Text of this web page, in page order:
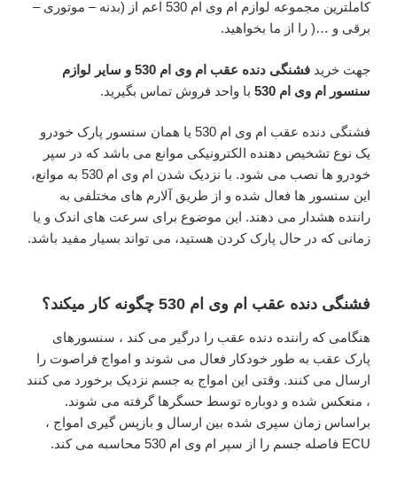
کاملترین مجموعه لوازم ام وی ام 530 اعم از (بدنه – موتوری –
برقی و …( را از ما بخواهید.
جهت خرید
فشنگی دنده عقب ام وی ام 530 و سایر لوازم
سنسور ام وی ام 530
با واحد فروش تماس بگیرید.
فشنگی دنده عقب ام وی ام 530 یا همان سنسور پارک خودرو
یک نوع تشخیص دهنده الکترونیکی موانع می باشد که در سپر
خودرو ها نصب می شود. با نزدیک شدن ام وی ام 530 به موانع،
این سنسور ها فعال شده و از طریق آلارم های مختلفی به
راننده هشدار می دهند. این موضوع برای سرعت های اندک و یا
زمانی که در حال پارک کردن هستید، می تواند بسیار مفید باشد.
فشنگی دنده عقب ام وی ام 530 چگونه کار میکند؟
هنگامی که راننده دنده عقب را درگیر می کند ، سنسورهای
پارک عقب به طور خودکار فعال می شوند و امواج فراصوت را
ارسال می کنند. وقتی این امواج به جسم نزدیک برخورد می کنند
، منعکس شده و دوباره توسط حسگرها گرفته می شوند.
براساس زمان سپری شده بین ارسال و بازپس گیری امواج ،
ECU فاصله جسم را از سپر ام وی ام 530 محاسبه می کند.